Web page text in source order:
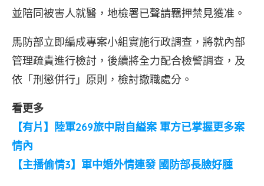
並陪同被害人就醫，地檢署已聲請羈押禁見獲准。
馬防部立即編成專案小組實施行政調查，將就內部
管理疏責進行檢討，後續將全力配合檢警調查，及
依「刑懲併行」原則，檢討撤職處分。
看更多
【有片】陸軍269旅中尉自縊案 軍方已掌握更多案
情內
【主播偷情3】軍中婚外情連發 國防部長臉好腫